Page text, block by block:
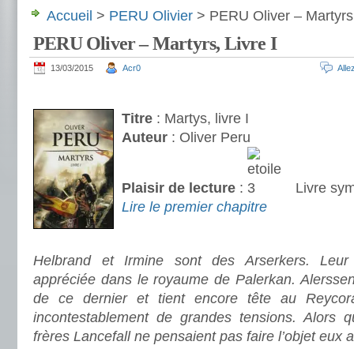
Accueil > PERU Olivier > PERU Oliver –
PERU Oliver – Martyrs, Livre I
13/03/2015 Acr0
Titre : Martys, livre I
Auteur : Oliver Peru
Plaisir de lecture :
Livre
Lire le premier chapitre
Helbrand et Irmine sont des Arserkers. Leur
appréciée dans le royaume de Palerkan.
de ce dernier et tient encore tête au
incontestablement de grandes tensions. Alors
frères Lancefall ne pensaient pas faire l’objet eux